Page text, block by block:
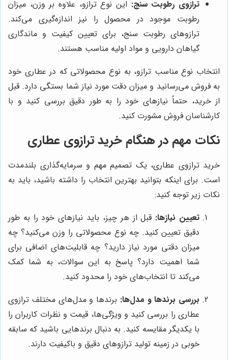
ترازوی رطوبت سنج: این نوع ترازو، علاوه بر وزن، میزان
رطوبت موجود در محصول را نیز اندازه‌گیری می‌کند.
ترازوهای رطوبت سنج، برای تعیین کیفیت و ماندگاری
گیاهان دارویی و مواد اولیه مناسب هستند.
انتخاب نوع مناسب ترازو، به نوع محصولاتی که در عطاری خود
به فروش می‌رسانید و میزان دقت مورد نیاز شما بستگی دارد. قبل
از خرید، حتماً نیازهای خود را به طور دقیق بررسی کنید و با
کارشناسان فروش مشورت کنید.
نکات مهم در هنگام خرید ترازوی عطاری
خرید ترازوی عطاری، یک تصمیم مهم و سرمایه‌گذاری بلندمدت
است. برای اینکه بتوانید بهترین انتخاب را داشته باشید، باید به
نکات زیر توجه کنید:
تعیین نیازها: قبل از هر چیز، باید نیازهای خود را به طور
دقیق تعیین کنید. چه نوع محصولاتی را وزن می‌کنید؟ چه
میزان دقتی مورد نیاز دارید؟ چه قابلیت‌های اضافی برای
شما اهمیت دارد؟ پاسخ به این سوالات، به شما کمک
می‌کند تا انتخاب‌های خود را محدود کنید.
بررسی برندها و مدل‌ها: برندها و مدل‌های مختلف ترازوی
عطاری را بررسی کنید و ویژگی‌ها، قیمت و نظرات کاربران را
با یکدیگر مقایسه کنید. به دنبال برندهایی باشید که سابقه
خوبی در زمینه تولید ترازوهای دقیق و باکیفیت دارند.